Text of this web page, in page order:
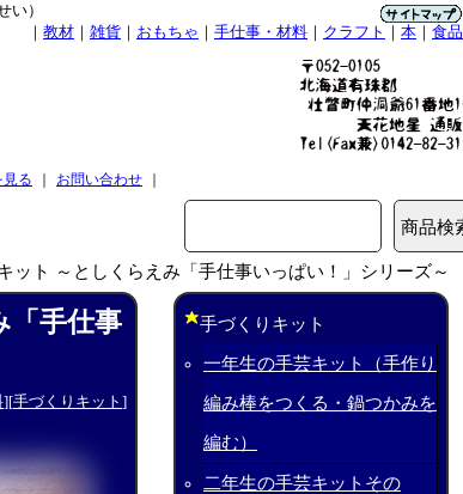
い）
｜ 教材 ｜ 雑貨 ｜ おもちゃ ｜ 手仕事・材料 ｜ クラフト ｜ 本 ｜ 食品
見る お問い合わせ
ット ～としくらえみ「手仕事いっぱい！」シリーズ～
「手仕事
][手づくりキット ]
手づくりキット
一年生の手芸キット（手作り
編み棒をつくる・鍋つかみを
編む）
二年生の手芸キットその